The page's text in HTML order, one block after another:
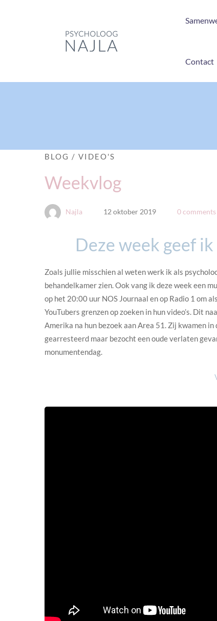
Contact
BLOG / VIDEO'S
Weekvlog
Najla 12 oktober 2019 0 comments
Deze week geef
Zoals jullie misschien al weten werk ik als
behandelkamer zien. Ook vang ik deze week een
op het 20:00 uur NOS Journaal en op Radio 1 om
YouTubers grenzen op zoeken in hun video’s. Dit
Amerika na hun bezoek aan Area 51. Zij kwamen
gearresteerd maar bezocht een oude verlaten
monumentendag.